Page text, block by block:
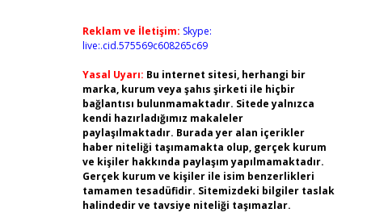
Reklam ve İletişim: Skype:
live:.cid.575569c608265c69
Yasal Uyarı: Bu internet sitesi, herhangi bir
marka, kurum veya şahıs şirketi ile hiçbir
bağlantısı bulunmamaktadır. Sitede yalnızca
kendi hazırladığımız makaleler
paylaşılmaktadır. Burada yer alan içerikler
haber niteliği taşımamakta olup, gerçek kurum
ve kişiler hakkında paylaşım yapılmamaktadır.
Gerçek kurum ve kişiler ile isim benzerlikleri
tamamen tesadüfidir. Sitemizdeki bilgiler taslak
halindedir ve tavsiye niteliği taşımazlar.